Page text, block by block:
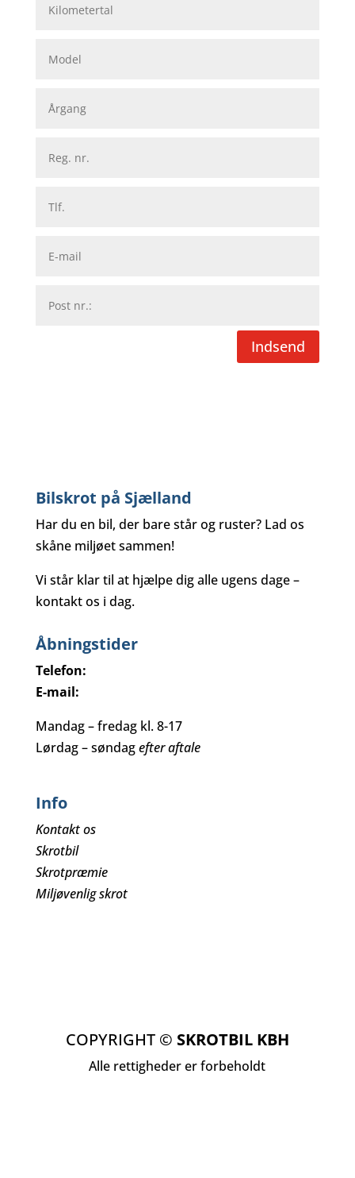
Indsend
Bilskrot på Sjælland
Har du en bil, der bare står og ruster? Lad os
skåne miljøet sammen!
Vi står klar til at hjælpe dig alle ugens dage –
kontakt os i dag.
Åbningstider
Telefon:
E-mail:
Mandag – fredag kl. 8-17
Lørdag – søndagefter aftale
Info
Kontakt os
Skrotbil
Skrotpræmie
Miljøvenlig skrot
COPYRIGHT © SKROTBIL KBH
Alle rettigheder er forbeholdt